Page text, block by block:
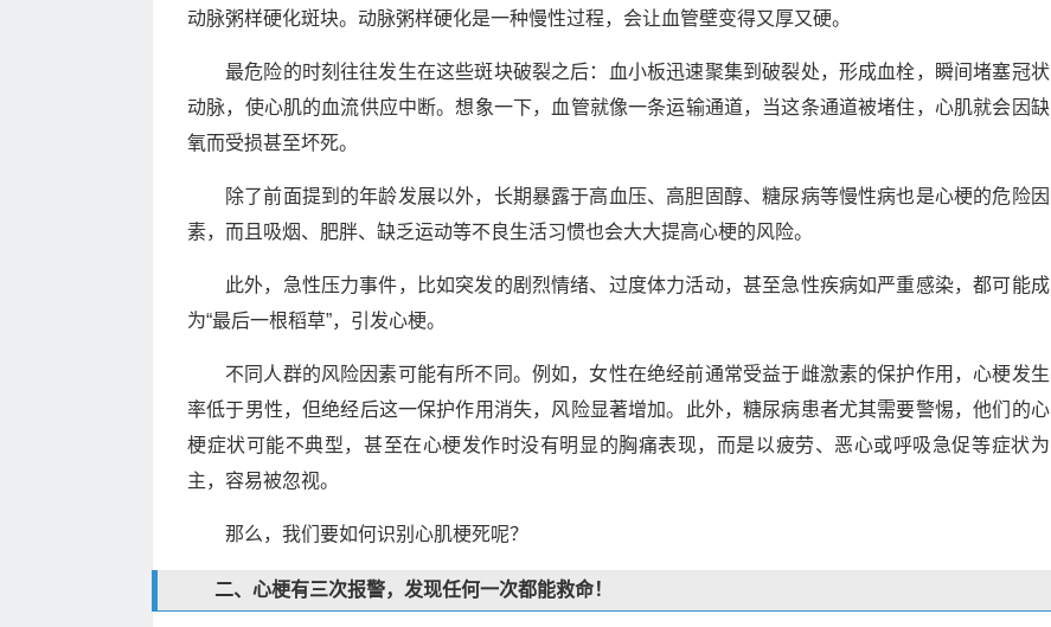
动脉粥样硬化斑块。动脉粥样硬化是一种慢性过程，会让血管壁变得又厚又硬。
最危险的时刻往往发生在这些斑块破裂之后：血小板迅速聚集到破裂处，形成血栓，瞬间堵塞冠状
动脉，使心肌的血流供应中断。想象一下，血管就像一条运输通道，当这条通道被堵住，心肌就会因缺
氧而受损甚至坏死。
除了前面提到的年龄发展以外，长期暴露于高血压、高胆固醇、糖尿病等慢性病也是心梗的危险因
素，而且吸烟、肥胖、缺乏运动等不良生活习惯也会大大提高心梗的风险。
此外，急性压力事件，比如突发的剧烈情绪、过度体力活动，甚至急性疾病如严重感染，都可能成
为“最后一根稻草”，引发心梗。
不同人群的风险因素可能有所不同。例如，女性在绝经前通常受益于雌激素的保护作用，心梗发生
率低于男性，但绝经后这一保护作用消失，风险显著增加。此外，糖尿病患者尤其需要警惕，他们的心
梗症状可能不典型，甚至在心梗发作时没有明显的胸痛表现，而是以疲劳、恶心或呼吸急促等症状为
主，容易被忽视。
那么，我们要如何识别心肌梗死呢？
二、心梗有三次报警，发现任何一次都能救命！